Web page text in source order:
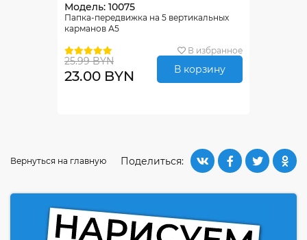
Модель: 10075
Папка-передвижка на 5 вертикальных
карманов А5
В избранное
25.99 BYN
23.00 BYN В корзину
Поделиться:
Вернуться на главную